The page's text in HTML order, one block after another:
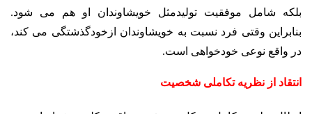
بلکه شامل موفقیت تولیدمثل خویشاوندان او هم می­ شود.
بنابراین وقتی فرد نسبت به خویشاوندان ازخودگذشتگی می­ کند،
در واقع نوعی خودخواهی است.
انتقاد از نظریه تکاملی شخصیت